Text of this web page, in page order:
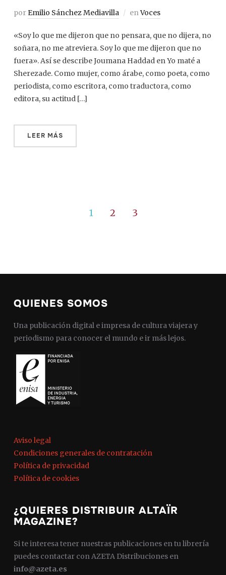
por Emilio Sánchez Mediavilla enVoces
«Soy lo que me dijeron que no pensara, que no dijera, no
soñara, no me atreviera. Soy lo que me dijeron que no
fuera». Así se describe Joumana Haddad en Yo maté a
Sherezade. Como mujer, como árabe, como poeta, como
periodista, como escritora, como traductora, como
editora, su actitud […]
LEER MÁS
1 2 3
QUIENES SOMOS
Una publicación digital e impresa de cultura viajera y
periodismo para conocer el mundo e ir más lejos.
Aviso legal
Condiciones generales de contratación
Política de privacidad
Política de cookies
¿QUIERES DISTRIBUIR ALTAÏR
MAGAZINE?
Si te interesa tener nuestras publicaciones en tu librería
puedes contactar con AZETA Distribuciones en
info@azeta.es